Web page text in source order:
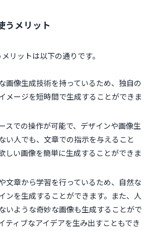
うメリット
リットは以下の通りです。
画像生成技術を持っているため、独自の
メージを短時間で生成することができま
スでの操作が可能で、デザインや画像生
い人でも、文章での指示を与えること
しい画像を簡単に生成することができま
文章から学習を行っているため、自然な
ンを生成することができます。また、人
いような奇妙な画像も生成することがで
ティブなアイデアを生み出すこともでき